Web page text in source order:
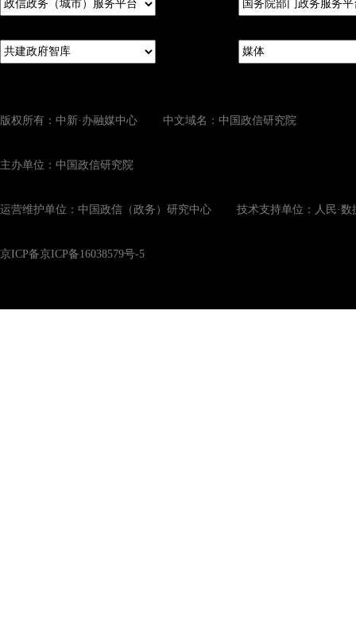
版权所有：中新·办融媒中心 中文域名：中国政信研究院
主办单位：中国政信研究院
运营维护单位：中国政信（政务）研究中心 技术支持单位：人民·数
京ICP备京ICP备16038579号-5